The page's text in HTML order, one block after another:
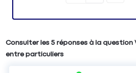
Consulter les 5 réponses à la question
entre particuliers